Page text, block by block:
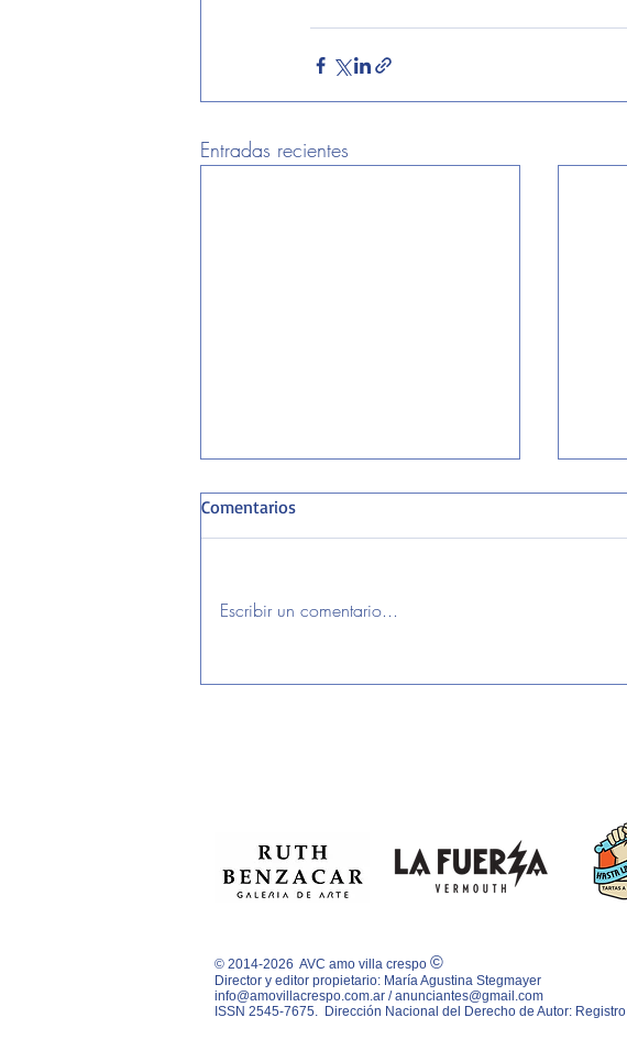
Entradas recientes
Comentarios
Escribir un comentario...
© 2014-2026 AVC amo villa crespo ©
Director y editor propietario: María Agustina Stegmayer
info@amovillacrespo.com.ar /anunciantes@gmail.com
ISSN 2545-7675. Dirección Nacional del Derecho de Autor: Registro